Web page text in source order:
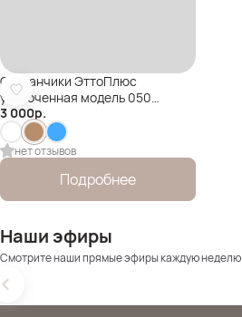
Султанчики ЭттоПлюс
укороченная модель 050
Размер 50-58
3 000р.
нет отзывов
Подробнее
Наши эфиры
Смотрите наши прямые эфиры каждую неделю